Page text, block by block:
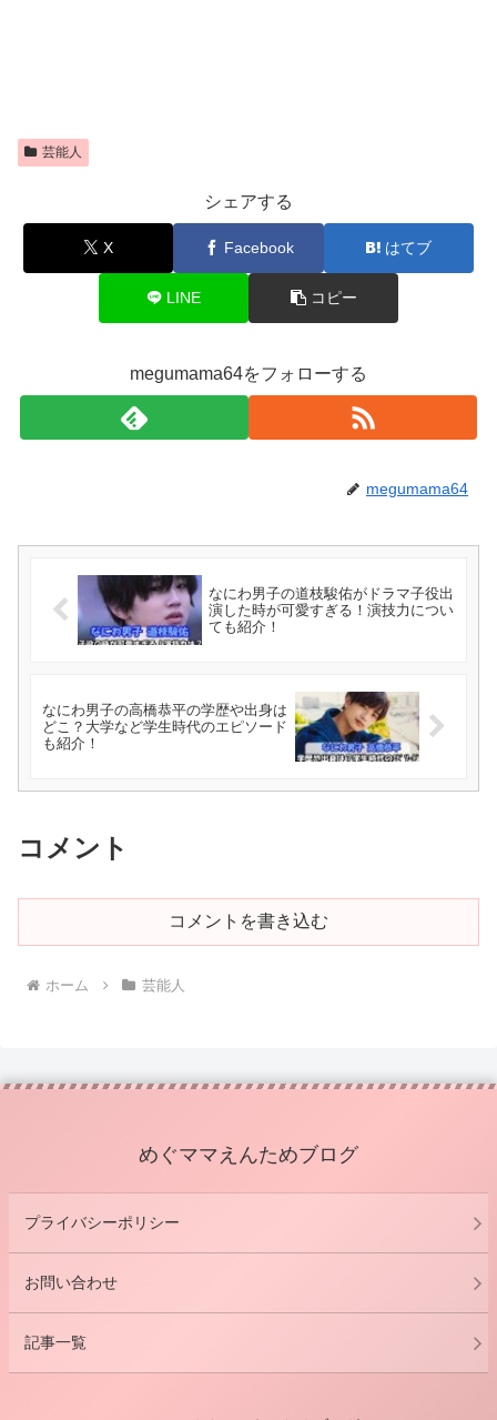
芸能人
シェアする
X Facebook はてブ
LINE コピー
megumama64をフォローする
megumama64
なにわ男子の道枝駿佑がドラマ子役出
演した時が可愛すぎる！演技力につい
ても紹介！
なにわ男子の高橋恭平の学歴や出身は
どこ？大学など学生時代のエピソード
も紹介！
コメント
コメントを書き込む
ホーム 芸能人
めぐママえんためブログ
プライバシーポリシー
お問い合わせ
記事一覧